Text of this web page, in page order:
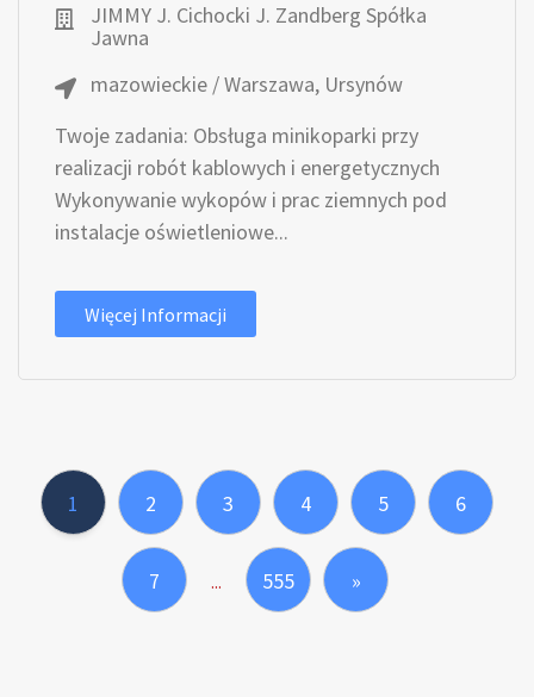
JIMMY J. Cichocki J. Zandberg Spółka
Jawna
mazowieckie / Warszawa, Ursynów
Twoje zadania: Obsługa minikoparki przy
realizacji robót kablowych i energetycznych
Wykonywanie wykopów i prac ziemnych pod
instalacje oświetleniowe...
Więcej Informacji
1 2 3 4 5 6
7 ... 555 »